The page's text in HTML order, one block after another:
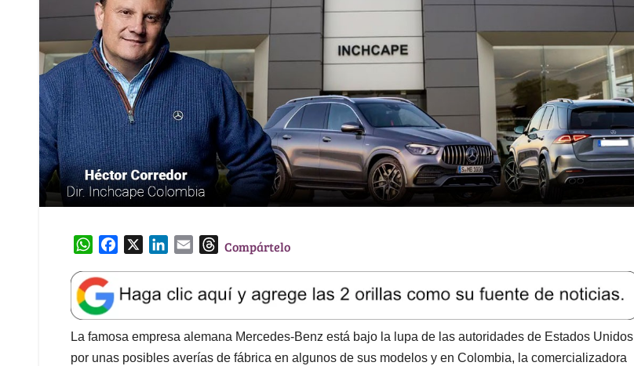
W
a
t
s
A
p
e
b
o
o
k
e
d
I
l
T
e
a
d
s
Compártelo
La famosa empresa alemana Mercedes-Benz está bajo la lupa de las autoridades de Estados Unidos
por unas posibles averías de fábrica en algunos de sus modelos y en Colombia, la comercializadora